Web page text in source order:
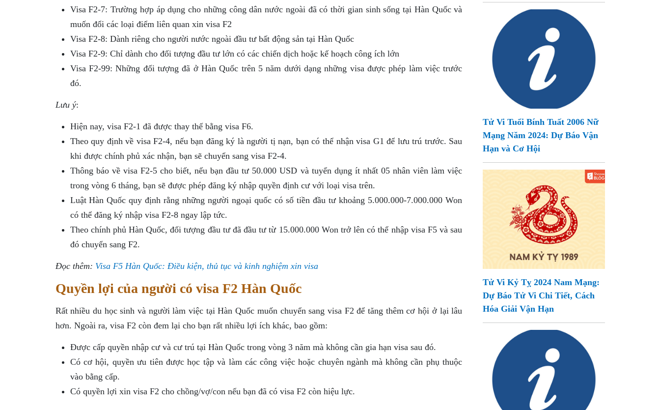
Visa F2-7: Trường hợp áp dụng cho những công dân nước ngoài đã có thời gian sinh sống tại Hàn Quốc và
muốn đổi các loại điểm liên quan xin visa F2
Visa F2-8: Dành riêng cho người nước ngoài đầu tư bất động sản tại Hàn Quốc
Visa F2-9: Chỉ dành cho đối tượng đầu tư lớn có các chiến dịch hoặc kế hoạch công ích lớn
Visa F2-99: Những đối tượng đã ở Hàn Quốc trên 5 năm dưới dạng những visa được phép làm việc trước
đó.
Lưu ý:
Hiện nay, visa F2-1 đã được thay thế bằng visa F6.
Theo quy định về visa F2-4, nếu bạn đăng ký là người tị nạn, bạn có thể nhận visa G1 để lưu trú trước. Sau
khi được chính phủ xác nhận, bạn sẽ chuyển sang visa F2-4.
Thông báo về visa F2-5 cho biết, nếu bạn đầu tư 50.000 USD và tuyển dụng ít nhất 05 nhân viên làm việc
trong vòng 6 tháng, bạn sẽ được phép đăng ký nhập quyền định cư với loại visa trên.
Luật Hàn Quốc quy định rằng những người ngoại quốc có số tiền đầu tư khoảng 5.000.000-7.000.000 Won
có thể đăng ký nhập visa F2-8 ngay lập tức.
Theo chính phủ Hàn Quốc, đối tượng đầu tư đã đầu tư từ 15.000.000 Won trở lên có thể nhập visa F5 và sau
đó chuyển sang F2.
Đọc thêm: Visa F5 Hàn Quốc: Điều kiện, thủ tục và kinh nghiệm xin visa
Quyền lợi của người có visa F2 Hàn Quốc
Rất nhiều du học sinh và người làm việc tại Hàn Quốc muốn chuyển sang visa F2 để tăng thêm cơ hội ở lại lâu
hơn. Ngoài ra, visa F2 còn đem lại cho bạn rất nhiều lợi ích khác, bao gồm:
Được cấp quyền nhập cư và cư trú tại Hàn Quốc trong vòng 3 năm mà không cần gia hạn visa sau đó.
Có cơ hội, quyền ưu tiên được học tập và làm các công việc hoặc chuyên ngành mà không cần phụ thuộc
vào bằng cấp.
Có quyền lợi xin visa F2 cho chồng/vợ/con nếu bạn đã có visa F2 còn hiệu lực.
Tử Vi Tuổi Bính Tuất 2006 Nữ
Mạng Năm 2024: Dự Báo Vận
Hạn và Cơ Hội
Tử Vi Kỷ Tỵ 2024 Nam Mạng:
Dự Báo Tử Vi Chi Tiết, Cách
Hóa Giải Vận Hạn